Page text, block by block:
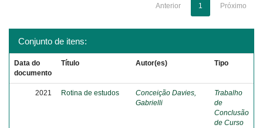
Anterior 1 Próximo
Conjunto de itens:
Data do
documento
Título Autor(es) Tipo
2021 Rotina de estudos
Conceição Davies,
Gabrielli
Trabalho
de
Conclusão
de Curso